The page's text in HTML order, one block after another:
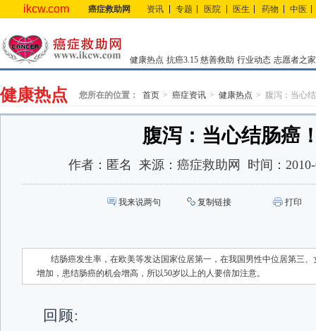
ikcw.com 癌症救助网 资讯 专题 医院 医生 药物 中医
健康热点 抗癌3.15 慈善救助 行业动态 志愿者之家
健康热点 您所在的位置： 首页 癌症资讯 健康热点 腹泻：当心
腹泻：当心结肠癌
作者： 匿名 来源： 癌症救助网 时间：
我来说两句 复制链接 打印
结肠癌发生率，在欧美等发达国家位居第一，在我国男性中位居第三
增加，患结肠癌的机会增高，所以50岁以上的人要倍加注意。
回顾: